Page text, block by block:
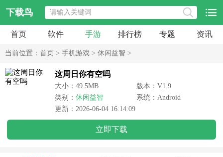
下载鸟
首页 软件 手游 排行榜 专题 资讯
当前位置： 首页 > 手机游戏 > 休闲益智 >
这周日你有空吗
大小：49.5MB
版本：V1.9
类别： 休闲益智
系统：Android
更新：2026-06-04 16:14:09
立即下载